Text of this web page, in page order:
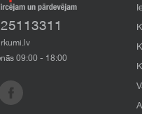
09:00 - 18:00